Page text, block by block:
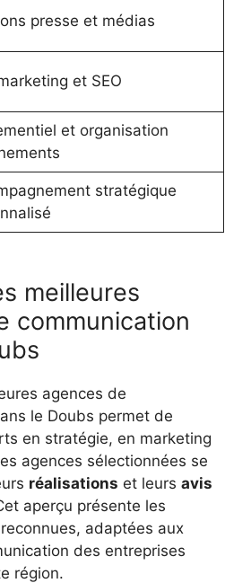
presse et médias
et SEO
et organisation
stratégique
meilleures
communication
agences de
le Doubs permet de
en stratégie, en marketing
agences sélectionnées se
réalisations et leurs avis
aperçu présente les
adaptées aux
des entreprises
région.